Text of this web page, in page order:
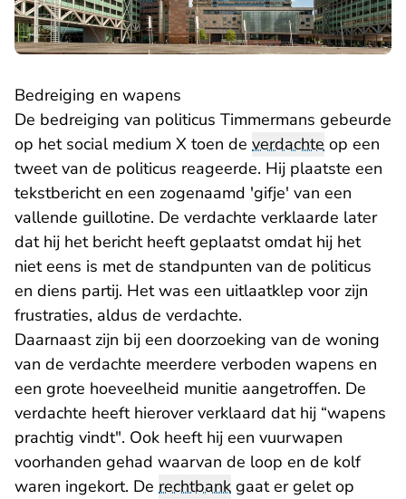
Bedreiging en wapens
De bedreiging van politicus Timmermans gebeurde
op het social medium X toen de verdachte op een
tweet van de politicus reageerde. Hij plaatste een
tekstbericht en een zogenaamd 'gifje' van een
vallende guillotine. De verdachte verklaarde later
dat hij het bericht heeft geplaatst omdat hij het
niet eens is met de standpunten van de politicus
en diens partij. Het was een uitlaatklep voor zijn
frustraties, aldus de verdachte.
Daarnaast zijn bij een doorzoeking van de woning
van de verdachte meerdere verboden wapens en
een grote hoeveelheid munitie aangetroffen. De
verdachte heeft hierover verklaard dat hij “wapens
prachtig vindt". Ook heeft hij een vuurwapen
voorhanden gehad waarvan de loop en de kolf
waren ingekort. De rechtbank gaat er gelet op